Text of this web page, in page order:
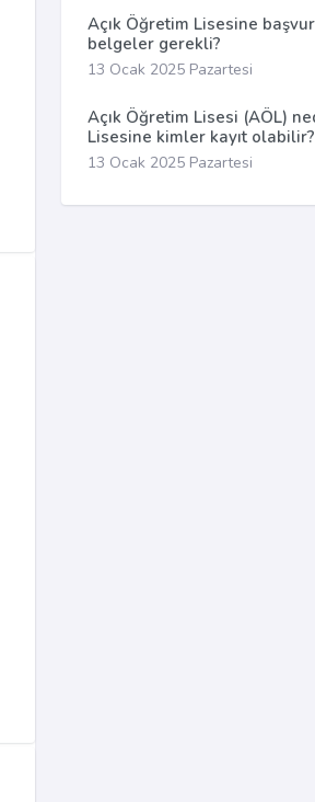
Açık Öğretim Lisesine
belgeler gerekli?
13 Ocak 2025 Pazartesi
Açık Öğretim Lisesi (AÖL)
Lisesine kimler kayıt olabilir?
13 Ocak 2025 Pazartesi